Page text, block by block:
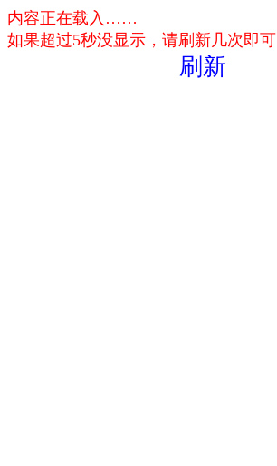
内容正在载入……
如果超过5秒没显示，请刷新几次即可
刷新